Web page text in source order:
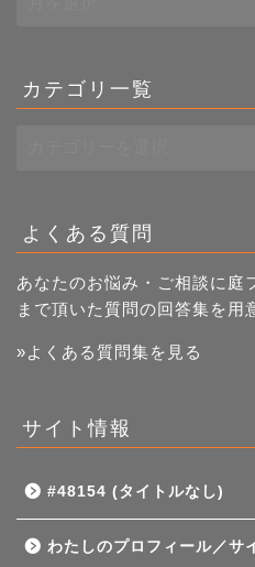
一
覧
カテゴリ一覧
よくある質問
あなたのお悩み・ご相談に庭
まで頂いた質問の回答集を用
»よくある質問集を見る
サイト情報
#48154 (タイトルなし)
わたしのプロフィール／サ